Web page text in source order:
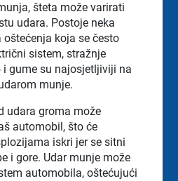
šteta može varirati
udara. Postoje neka
koja se često
sistem, stražnje
gume su najosjetljiviji na
munje.
udara groma može
automobil, što će
iskri jer se sitni
i gore. Udar munje može
automobila, oštećujući